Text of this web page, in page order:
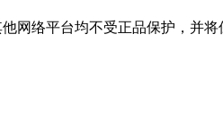
络平台均不受正品保护，并